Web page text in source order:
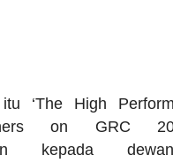
itu ‘The High
on GRC
kepada